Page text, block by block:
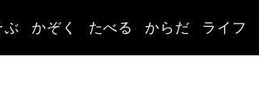
ぶ かぞく たべる からだ ライフ